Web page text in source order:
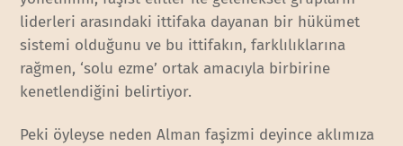
liderleri arasındaki ittifaka dayanan bir hükümet
sistemi olduğunu ve bu ittifakın, farklılıklarına
rağmen, ‘solu ezme’ ortak amacıyla birbirine
kenetlendiğini belirtiyor.
Peki öyleyse neden Alman faşizmi deyince aklımıza